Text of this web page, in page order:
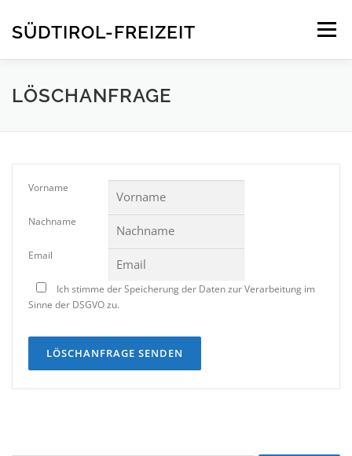
InhaltSÜDTIROL-FREIZEIT Menü
STARTSEITE INFOS
LÖSCHANFRAGE
Vorname
Nachname
Email
Ich stimme der Speicherung der Daten zur Verarbeitung im
Sinne der DSGVO zu.